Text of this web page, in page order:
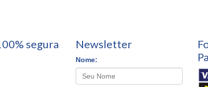
segura Newsletter
Nome: